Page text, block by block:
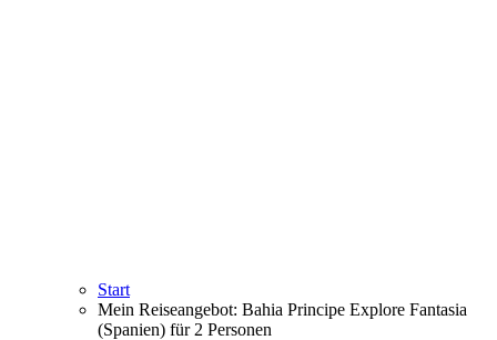
Start
Mein Reiseangebot: Bahia Principe Explore Fantasia
(Spanien) für 2 Personen